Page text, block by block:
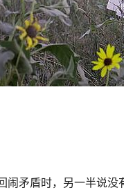
矛盾时，另一半说没